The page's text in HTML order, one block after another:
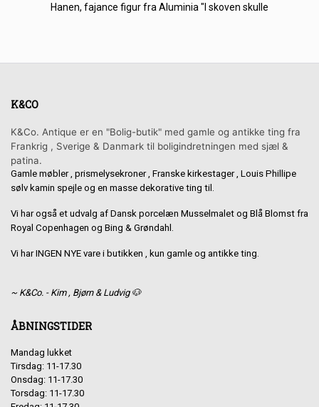
Hanen, fajance figur fra Aluminia "I skoven skulle
K&CO
K&Co. Antique er en "Bolig-butik" med gamle og antikke ting fra
Frankrig , Sverige & Danmark til boligindretningen med sjæl &
patina.
Gamle møbler , prismelysekroner , Franske kirkestager , Louis Phillipe
sølv kamin spejle og en masse dekorative ting til.
Vi har også et udvalg af Dansk porcelæn Musselmalet og Blå Blomst fra
Royal Copenhagen og Bing & Grøndahl.
Vi har INGEN NYE vare i butikken , kun gamle og antikke ting.
~ K&Co. - Kim , Bjørn & Ludvig 🐶
ÅBNINGSTIDER
Mandag lukket
Tirsdag: 11-17.30
Onsdag: 11-17.30
Torsdag: 11-17.30